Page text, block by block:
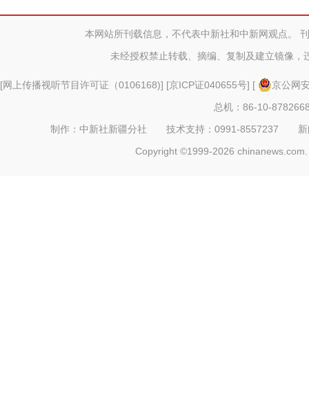
吃它本网站所刊载信息，不代表中新社和中新网观点。
未经授权禁止转载、摘编、复制及建立镜像，
[网上传播视听节目许可证（0106168)] [京ICP证040655号] [
京公网
总机：86-10-
制作：中新社新疆分社 技术支持：0991-8557237
Copyright ©1999-2026